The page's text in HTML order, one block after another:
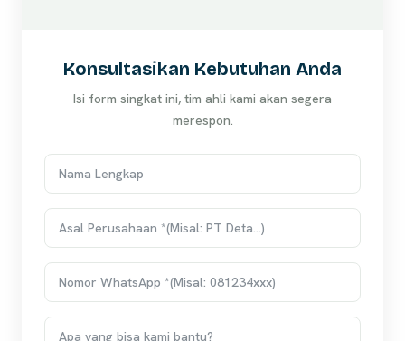
Konsultasikan Kebutuhan Anda
Isi form singkat ini, tim ahli kami akan segera
merespon.